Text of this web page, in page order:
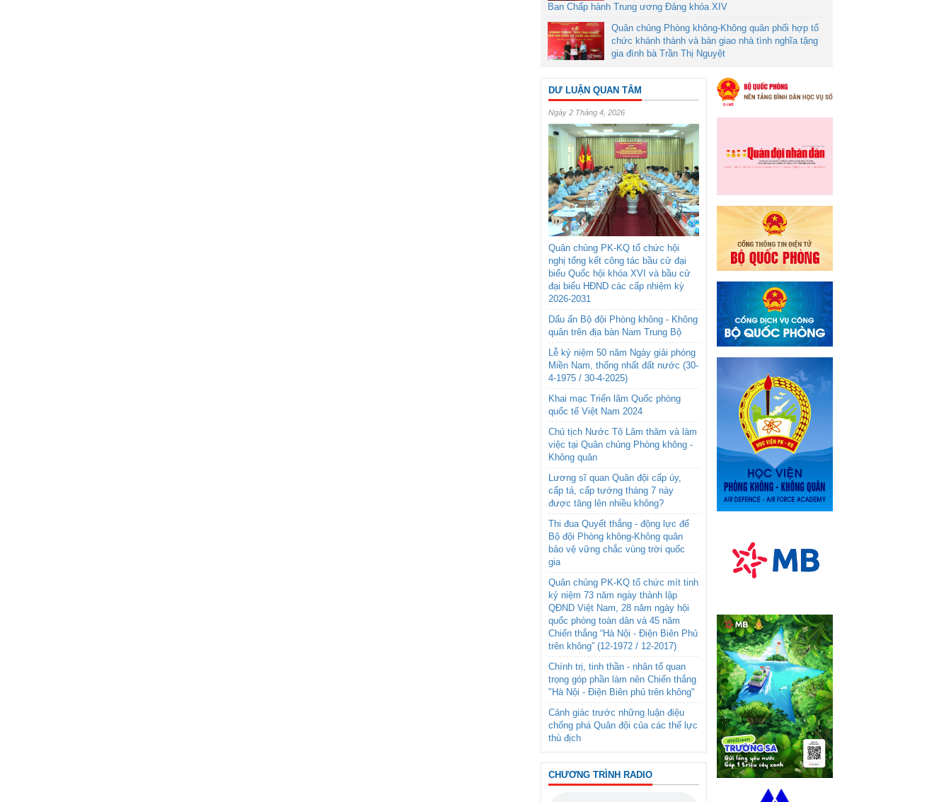
Ban Chấp hành Trung ương Đảng khóa XIV
Quân chủng Phòng không-Không quân phối hợp tổ
chức khánh thành và bàn giao nhà tình nghĩa tặng
gia đình bà Trần Thị Nguyệt
DƯ LUẬN QUAN TÂM
Ngày 2 Tháng 4, 2026
Quân chủng PK-KQ tổ chức hội
nghị tổng kết công tác bầu cử đại
biểu Quốc hội khóa XVI và bầu cử
đại biểu HĐND các cấp nhiệm kỳ
2026-2031
Dấu ấn Bộ đội Phòng không - Không
quân trên địa bàn Nam Trung Bộ
Lễ kỷ niệm 50 năm Ngày giải phóng
Miền Nam, thống nhất đất nước (30-
4-1975 / 30-4-2025)
Khai mạc Triển lãm Quốc phòng
quốc tế Việt Nam 2024
Chủ tịch Nước Tô Lâm thăm và làm
việc tại Quân chủng Phòng không -
Không quân
Lương sĩ quan Quân đội cấp úy,
cấp tá, cấp tướng tháng 7 này
được tăng lên nhiều không?
Thi đua Quyết thắng - động lực để
Bộ đội Phòng không-Không quân
bảo vệ vững chắc vùng trời quốc
gia
Quân chủng PK-KQ tổ chức mít tinh
kỷ niệm 73 năm ngày thành lập
QĐND Việt Nam, 28 năm ngày hội
quốc phòng toàn dân và 45 năm
Chiến thắng “Hà Nội - Điện Biên Phủ
trên không” (12-1972 / 12-2017)
Chính trị, tinh thần - nhân tố quan
trọng góp phần làm nên Chiến thắng
"Hà Nội - Điện Biên phủ trên không"
Cảnh giác trước những luận điệu
chống phá Quân đội của các thế lực
thù địch
CHƯƠNG TRÌNH RADIO